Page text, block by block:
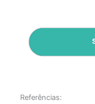
Referências: